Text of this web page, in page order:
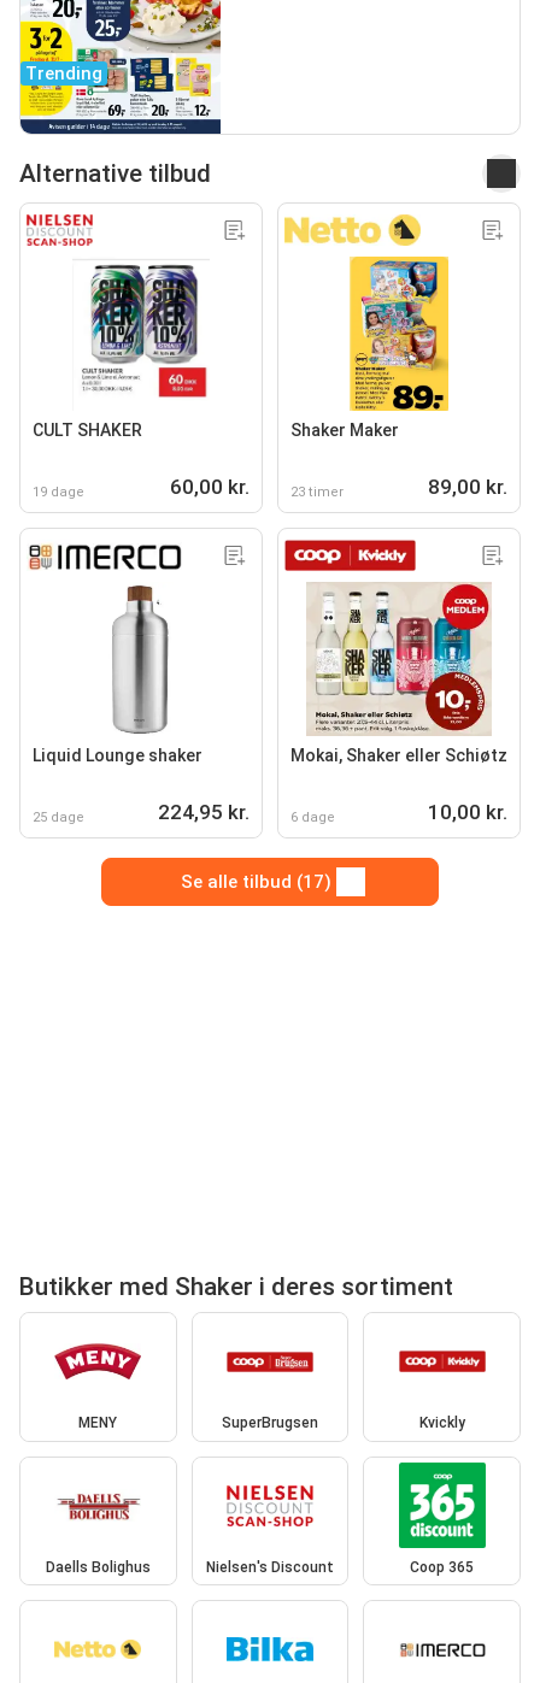
Trending
Alternative tilbud
CULT SHAKER
19 dage 60,00 kr.
Shaker Maker
23 timer 89,00 kr.
Liquid Lounge shaker
25 dage 224,95 kr.
Mokai, Shaker eller Schiøtz
6 dage 10,00 kr.
Se alle tilbud (17)
Butikker med Shaker i deres sortiment
MENY SuperBrugsen Kvickly
Daells Bolighus Nielsen's Discount Coop 365